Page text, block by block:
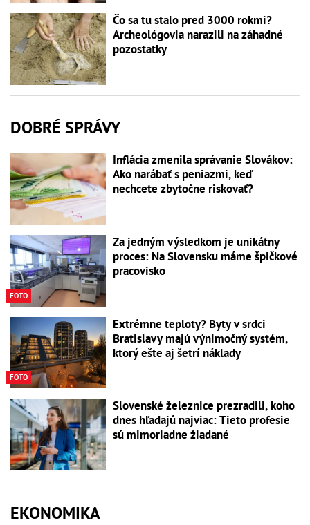
Čo sa tu stalo pred 3000 rokmi?
Archeológovia narazili na záhadné
pozostatky
DOBRÉ SPRÁVY
Inflácia zmenila správanie Slovákov:
Ako narábať s peniazmi, keď
nechcete zbytočne riskovať?
FOTO
Za jedným výsledkom je unikátny
proces: Na Slovensku máme špičkové
pracovisko
FOTO
Extrémne teploty? Byty v srdci
Bratislavy majú výnimočný systém,
ktorý ešte aj šetrí náklady
Slovenské železnice prezradili, koho
dnes hľadajú najviac: Tieto profesie
sú mimoriadne žiadané
EKONOMIKA